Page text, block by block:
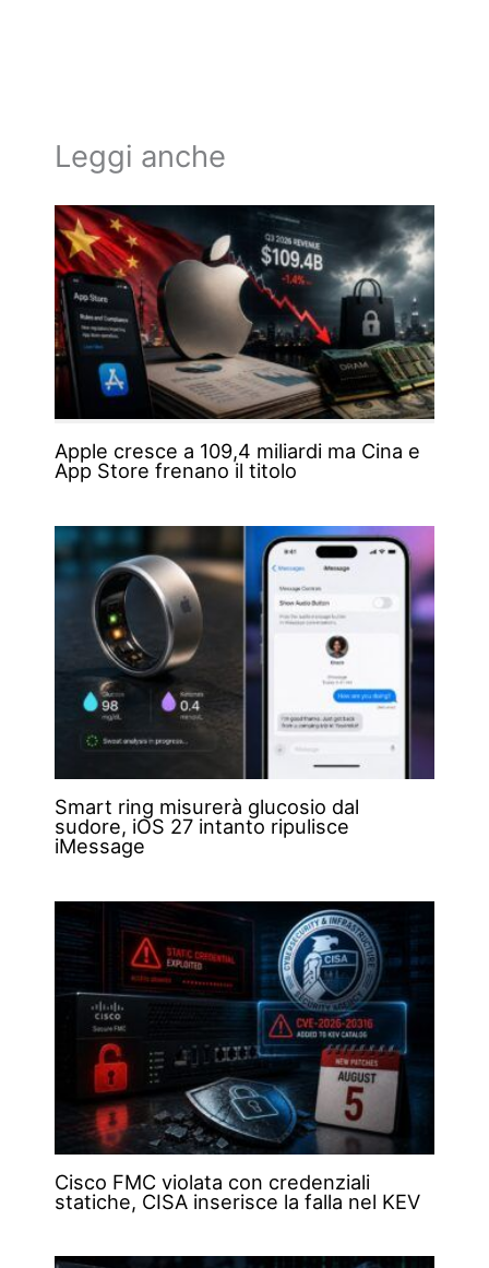
Leggi anche
Apple cresce a 109,4 miliardi ma Cina e
App Store frenano il titolo
Smart ring misurerà glucosio dal
sudore, iOS 27 intanto ripulisce
iMessage
Cisco FMC violata con credenziali
statiche, CISA inserisce la falla nel KEV